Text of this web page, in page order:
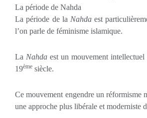
La période de Nahda
La période de la Nahda est
l’on parle de féminisme islamique.
La Nahda est un mouvement
19ème siècle.
Ce mouvement engendre un réformisme
une approche plus libérale et moderniste